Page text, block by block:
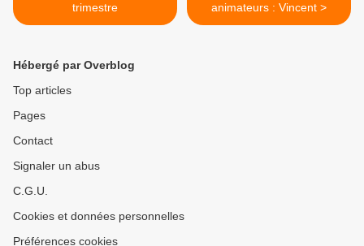
trimestre
animateurs : Vincent >
Hébergé par Overblog
Top articles
Pages
Contact
Signaler un abus
C.G.U.
Cookies et données personnelles
Préférences cookies